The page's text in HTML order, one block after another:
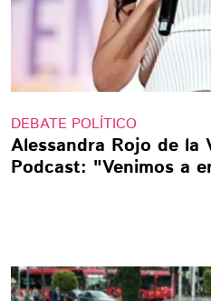
DEBATE POLÍTICO
Alessandra Rojo de la
Podcast: "Venimos a